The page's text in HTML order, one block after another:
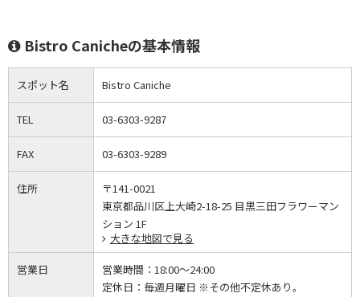
Bistro Canicheの基本情報
スポット名 Bistro Caniche
TEL 03-6303-9287
FAX 03-6303-9289
住所
〒141-0021
東京都品川区上大崎2-18-25 目黒三田フラワーマン
ション 1F
大きな地図で見る
営業日 営業時間： 18:00～24:00
定休日： 毎週月曜日 ※その他不定休あり。